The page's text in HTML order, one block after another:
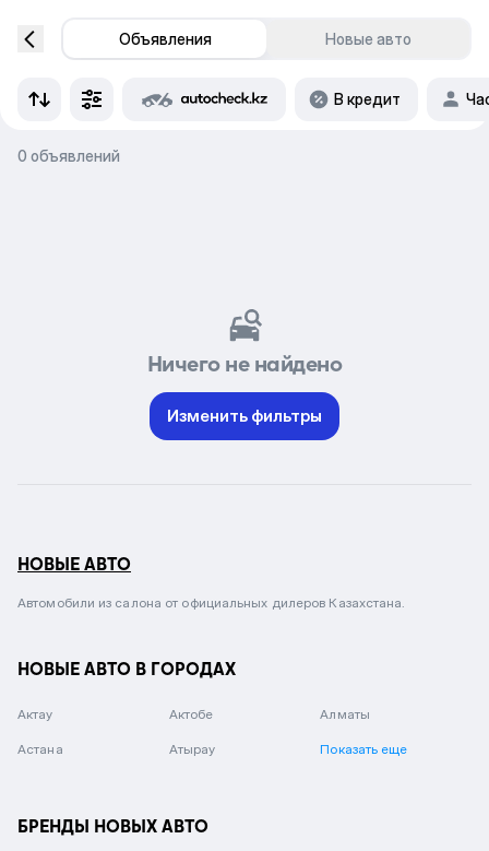
Объявления Новые авто
В кредит
0 объявлений
Ничего не найдено
Изменить фильтры
НОВЫЕ АВТО
Автомобили из салона от официальных дилеров Казахстана.
НОВЫЕ АВТО В ГОРОДАХ
Актау Актобе Алматы
Астана Атырау Показать еще
БРЕНДЫ НОВЫХ АВТО